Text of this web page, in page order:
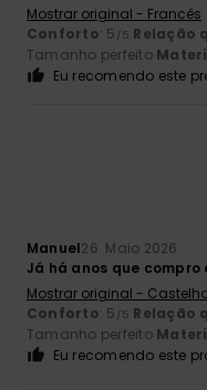
Mostrar original - Francês
Conforto: 5 /5 Relação
Tamanho perfeito
Eu recomendo este
Manuel26. Maio 2026
Já há anos que
Mostrar original -
Conforto: 5 /5 Relação
Tamanho perfeito
Eu recomendo este